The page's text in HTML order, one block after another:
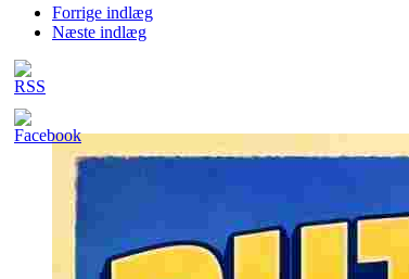
Forrige indlæg
Næste indlæg